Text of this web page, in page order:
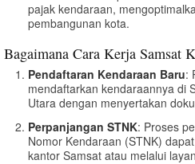
pajak kendaraan,
pembangunan kota.
Bagaimana Cara Kerja Samsat
Pendaftaran Kendaraan Baru:
mendaftarkan kendaraannya di
Utara dengan menyertakan
Perpanjangan STNK: Proses
Nomor Kendaraan (STNK)
kantor Samsat atau melalui